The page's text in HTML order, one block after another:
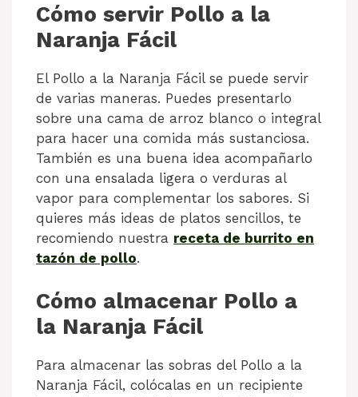
Cómo servir Pollo a la
Naranja Fácil
El Pollo a la Naranja Fácil se puede servir
de varias maneras. Puedes presentarlo
sobre una cama de arroz blanco o integral
para hacer una comida más sustanciosa.
También es una buena idea acompañarlo
con una ensalada ligera o verduras al
vapor para complementar los sabores. Si
quieres más ideas de platos sencillos, te
recomiendo nuestra receta de burrito en
tazón de pollo.
Cómo almacenar Pollo a
la Naranja Fácil
Para almacenar las sobras del Pollo a la
Naranja Fácil, colócalas en un recipiente